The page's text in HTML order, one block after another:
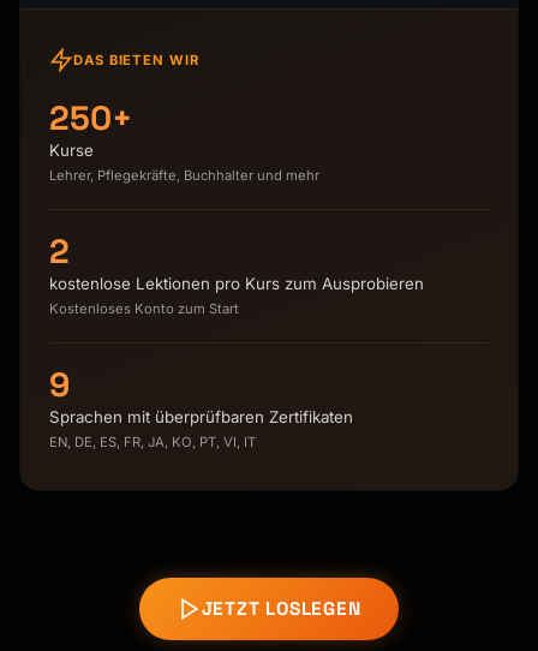
DAS BIETEN WIR
250+
Kurse
Lehrer, Pflegekräfte, Buchhalter und mehr
2
kostenlose Lektionen pro Kurs zum Ausprobieren
Kostenloses Konto zum Start
9
Sprachen mit überprüfbaren Zertifikaten
EN, DE, ES, FR, JA, KO, PT, VI, IT
JETZT LOSLEGEN